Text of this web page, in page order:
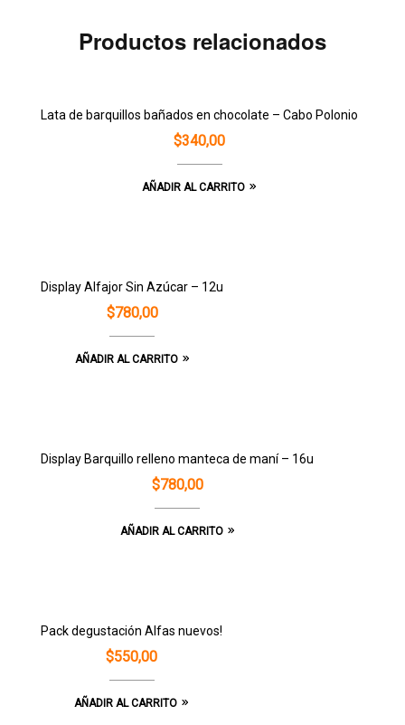
Productos relacionados
Lata de barquillos bañados en chocolate – Cabo Polonio
$340,00
AÑADIR AL CARRITO
Display Alfajor Sin Azúcar – 12u
$780,00
AÑADIR AL CARRITO
Display Barquillo relleno manteca de maní – 16u
$780,00
AÑADIR AL CARRITO
Pack degustación Alfas nuevos!
$550,00
AÑADIR AL CARRITO